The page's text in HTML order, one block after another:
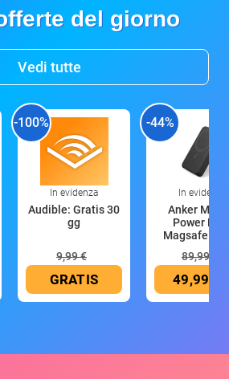
del giorno
Vedi tutte
-100%
In evidenza
Audible: Gratis 30
gg
9,99 €
GRATIS
-44%
In evidenza
Anker
Power
Magsafe
89,99 €
49,99 €